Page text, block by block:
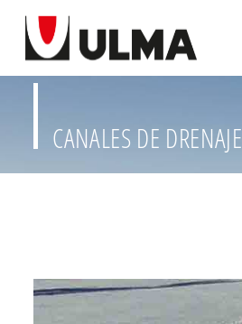
CANALES DE DRENAJE